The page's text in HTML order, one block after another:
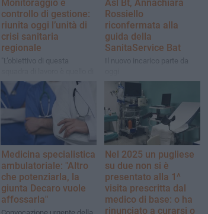
Monitoraggio e
controllo di gestione:
riunita oggi l’unità di
crisi sanitaria
regionale
"L’obiettivo di questa
razionalizzare la spesa e
ottimizzare i servizi per i
cittadini"
Asl Bt, Annachiara
Rossiello
riconfermata alla
guida della
SanitaService Bat
Il nuovo incarico parte da
Medicina specialistica
ambulatoriale: "Altro
che potenziarla, la
giunta Decaro vuole
affossarla"
Nel 2025 un pugliese
su due non si è
presentato alla 1^
visita prescritta dal
medico di base: o ha
rinunciato a curarsi o